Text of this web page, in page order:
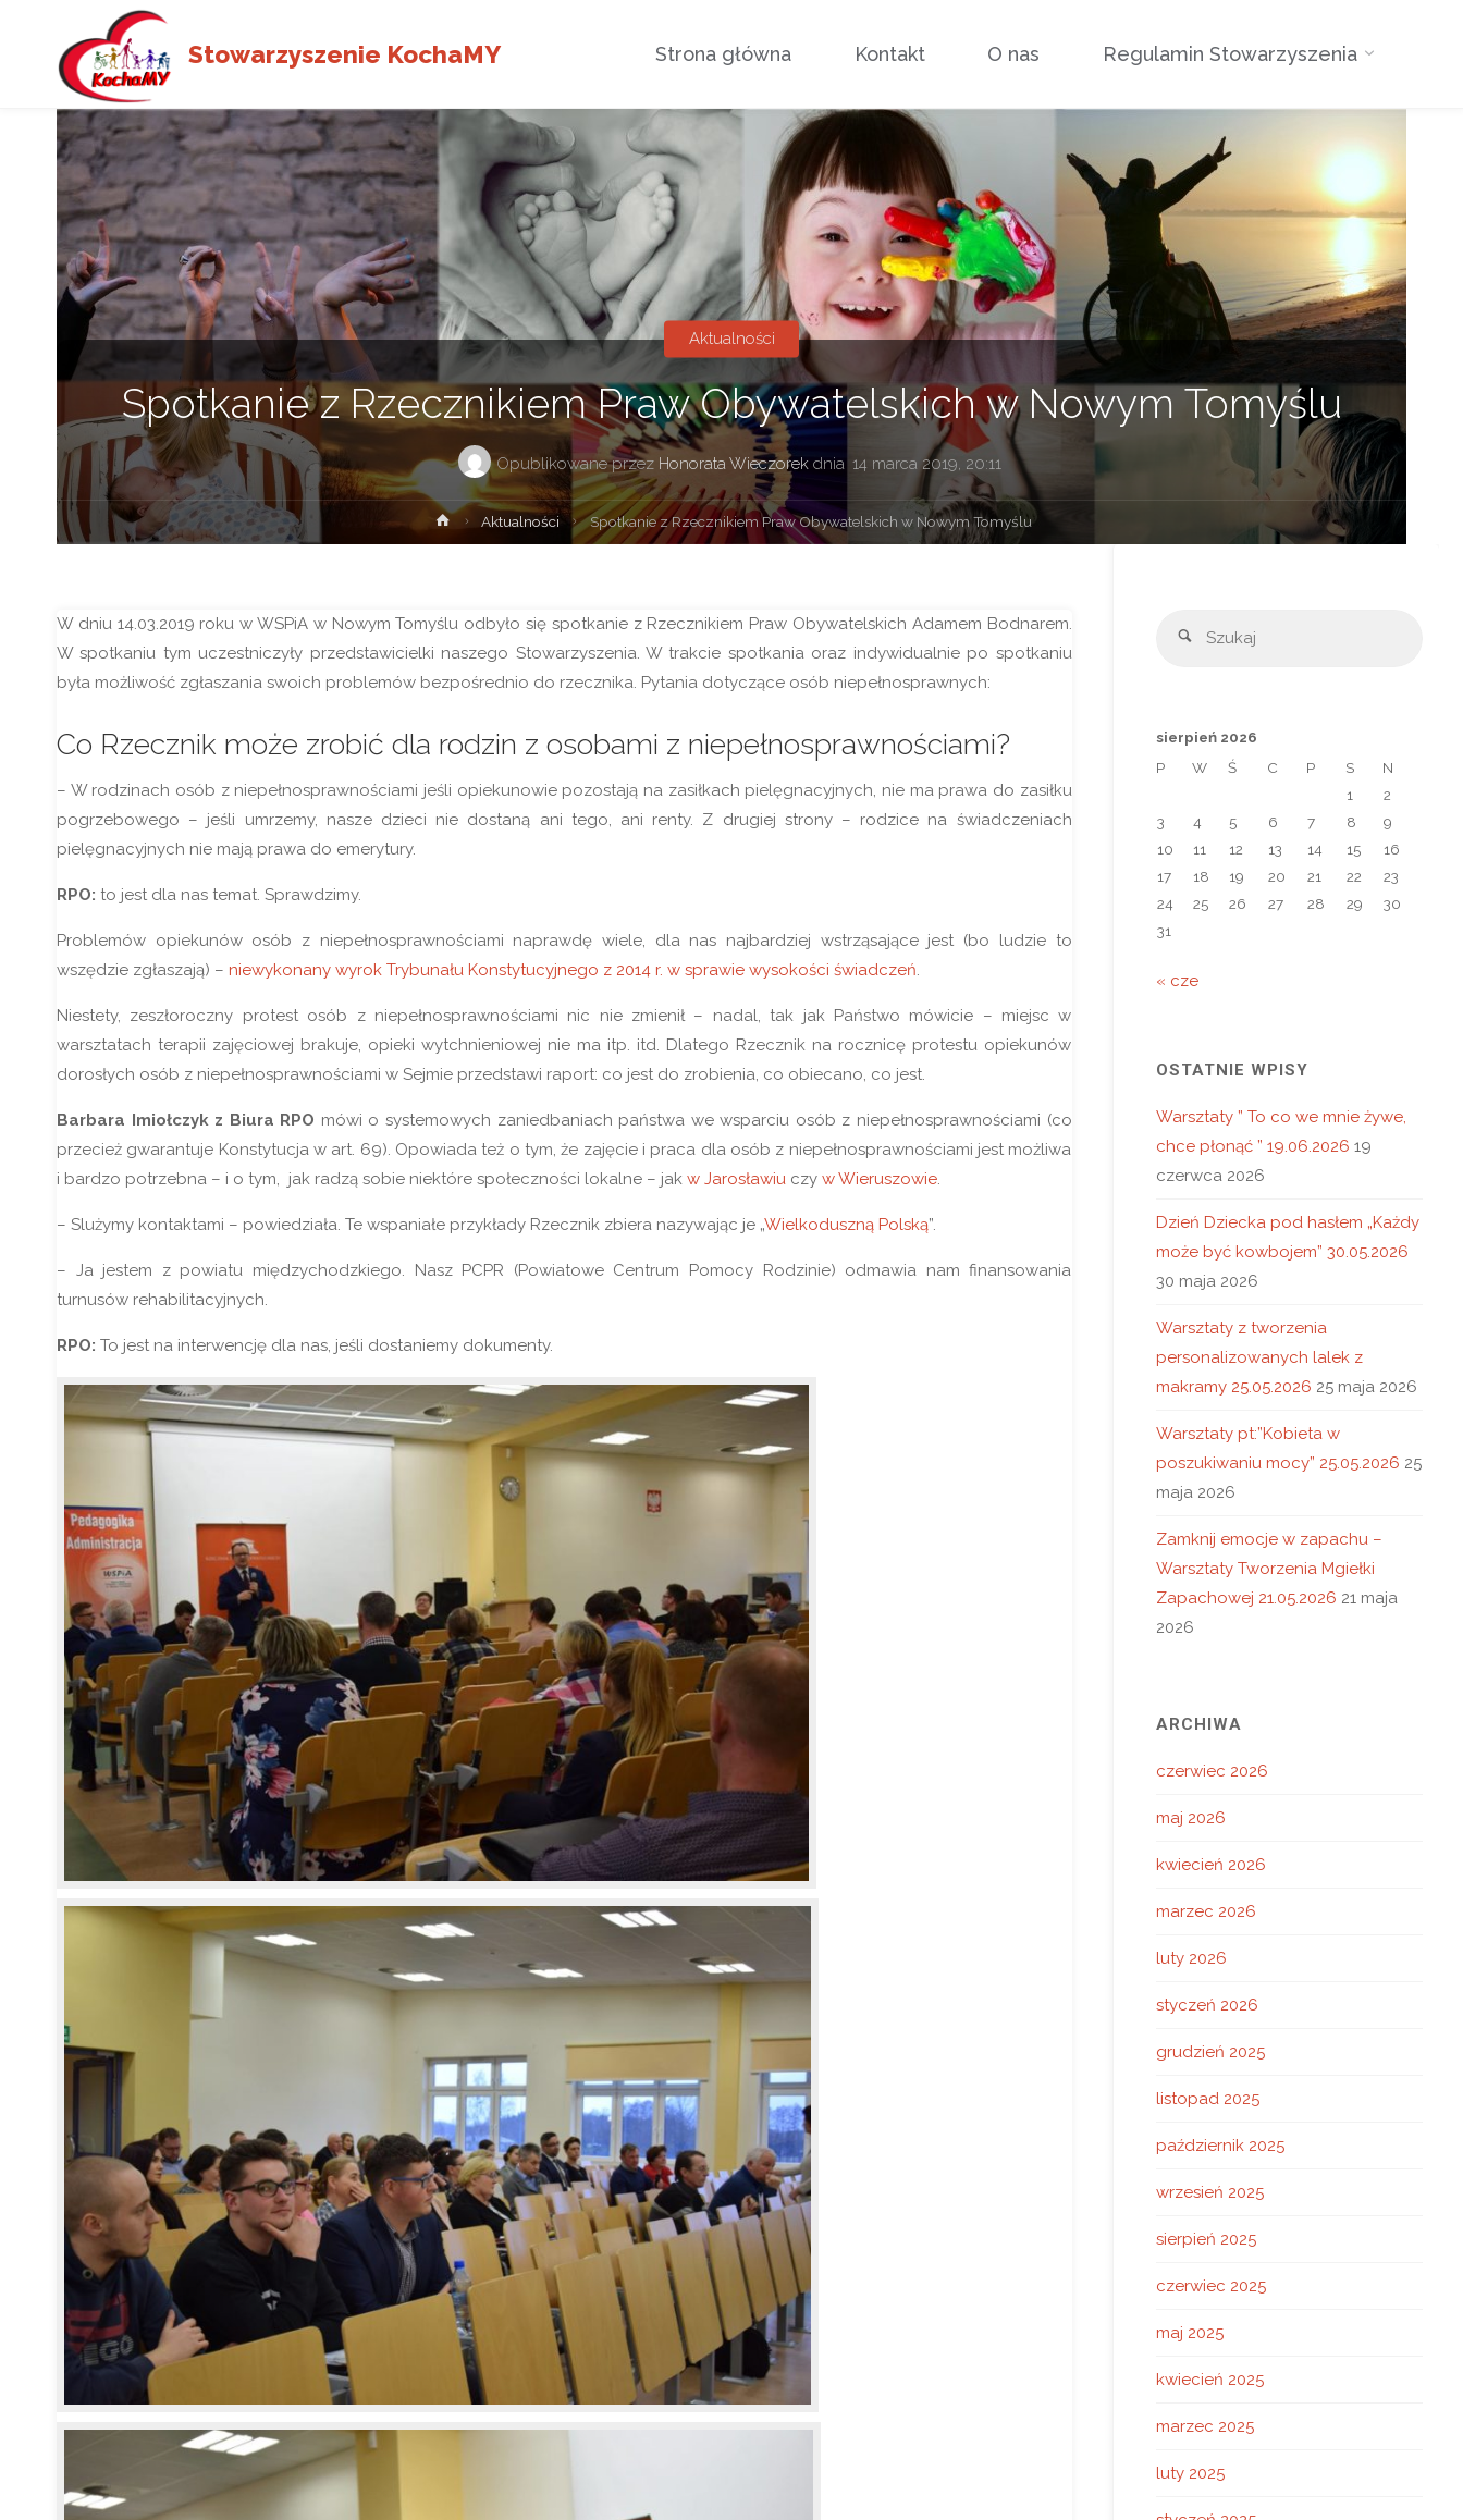
Stowarzyszenie KochaMY
treści
Strona główna Kontakt O nas Regulamin Stowarzyszenia
Spotkanie z Rzecznikiem Praw Obywatelskich w Nowym Tomyślu
Opublikowane przez Honorata Wieczorek dnia 14 marca 2019, 20:11
Aktualności
Strona
główna
Aktualności Spotkanie z Rzecznikiem Praw Obywatelskich w Nowym Tomyślu
W dniu 14.03.2019 roku w WSPiA w Nowym Tomyślu odbyło się spotkanie z Rzecznikiem Praw Obywatelskich Adamem Bodnarem.
W spotkaniu tym uczestniczyły przedstawicielki naszego Stowarzyszenia. W trakcie spotkania oraz indywidualnie po spotkaniu
była możliwość zgłaszania swoich problemów bezpośrednio do rzecznika. Pytania dotyczące osób niepełnosprawnych:
Co Rzecznik może zrobić dla rodzin z osobami z niepełnosprawnościami?
– W rodzinach osób z niepełnosprawnościami jeśli opiekunowie pozostają na zasiłkach pielęgnacyjnych, nie ma prawa do zasiłku
pogrzebowego – jeśli umrzemy, nasze dzieci nie dostaną ani tego, ani renty. Z drugiej strony – rodzice na świadczeniach
pielęgnacyjnych nie mają prawa do emerytury.
RPO: to jest dla nas temat. Sprawdzimy.
Problemów opiekunów osób z niepełnosprawnościami naprawdę wiele, dla nas najbardziej wstrząsające jest (bo ludzie to
wszędzie zgłaszają) – niewykonany wyrok Trybunału Konstytucyjnego z 2014 r. w sprawie wysokości świadczeń.
Niestety, zeszłoroczny protest osób z niepełnosprawnościami nic nie zmienił – nadal, tak jak Państwo mówicie – miejsc w
warsztatach terapii zajęciowej brakuje, opieki wytchnieniowej nie ma itp. itd. Dlatego Rzecznik na rocznicę protestu opiekunów
dorosłych osób z niepełnosprawnościami w Sejmie przedstawi raport: co jest do zrobienia, co obiecano, co jest.
Barbara Imiołczyk z Biura RPO mówi o systemowych zaniedbaniach państwa we wsparciu osób z niepełnosprawnościami (co
przecież gwarantuje Konstytucja w art. 69). Opowiada też o tym, że zajęcie i praca dla osób z niepełnosprawnościami jest możliwa
i bardzo potrzebna – i o tym, jak radzą sobie niektóre społeczności lokalne – jak w Jarosławiu czy w Wieruszowie.
– Slużymy kontaktami – powiedziała. Te wspaniałe przykłady Rzecznik zbiera nazywając je „Wielkoduszną Polską”.
– Ja jestem z powiatu międzychodzkiego. Nasz PCPR (Powiatowe Centrum Pomocy Rodzinie) odmawia nam finansowania
turnusów rehabilitacyjnych.
RPO: To jest na interwencję dla nas, jeśli dostaniemy dokumenty.
Szukaj
sierpień 2026
P
W Ś C P S
N
1
2
3
4 5 6 7 8
9
10
11 12 13 14 15
16
17
18 19 20 21 22
23
24
25 26 27 28 29
30
31
« cze
OSTATNIE WPISY
Warsztaty ” To co we mnie żywe,
chce płonąć ” 19.06.2026 19
czerwca 2026
Dzień Dziecka pod hasłem „Każdy
może być kowbojem” 30.05.2026
30 maja 2026
Warsztaty z tworzenia
personalizowanych lalek z
makramy 25.05.2026 25 maja 2026
Warsztaty pt:”Kobieta w
poszukiwaniu mocy” 25.05.2026 25
maja 2026
Zamknij emocje w zapachu –
Warsztaty Tworzenia Mgiełki
Zapachowej 21.05.2026 21 maja
2026
ARCHIWA
czerwiec 2026
maj 2026
kwiecień 2026
marzec 2026
luty 2026
styczeń 2026
grudzień 2025
listopad 2025
październik 2025
wrzesień 2025
sierpień 2025
czerwiec 2025
maj 2025
kwiecień 2025
marzec 2025
luty 2025